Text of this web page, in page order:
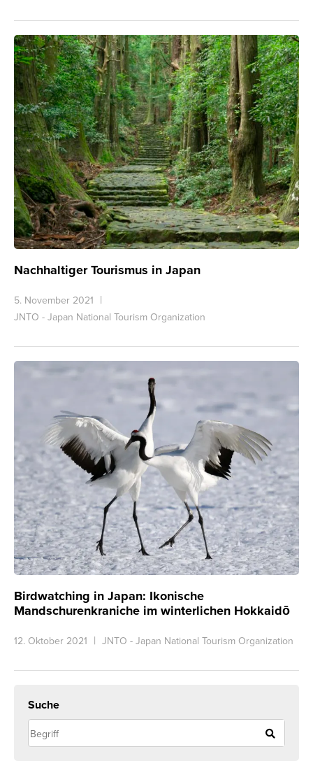
Nachhaltiger Tourismus in Japan
5. November 2021
JNTO - Japan National Tourism Organization
Birdwatching in Japan: Ikonische
Mandschurenkraniche im winterlichen Hokkaidō
12. Oktober 2021 JNTO - Japan National Tourism Organization
Suche